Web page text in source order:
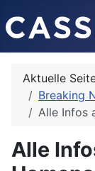
Aktuelle
Breaking
Alle Infos
Alle